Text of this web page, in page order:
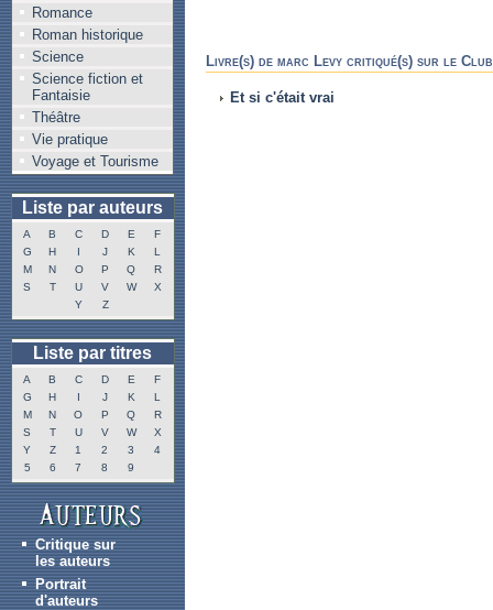
Romance
Roman historique
Science
Science fiction et
Fantaisie
Théâtre
Vie pratique
Voyage et Tourisme
Liste par auteurs
A B C D E
F
G
H I J K
L
M
N O P Q
R
S
T U V W
X
Y
Z
Liste par titres
A B C D E
F
G
H I J K
L
M
N O P Q
R
S
T U V W
X
Y
Z 1 2 3
4
5
6 7 8 9
Critique sur
les auteurs
Portrait
d'auteurs
Livre(s) de marc Levy critiqué(s) sur le
Et si c'était vrai